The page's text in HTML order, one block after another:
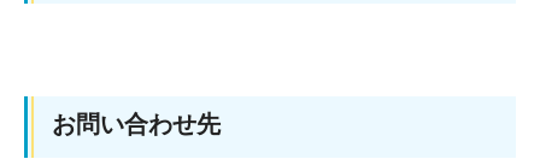
お問い合わせ先